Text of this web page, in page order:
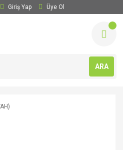
Giriş Yap Üye Ol
ARA